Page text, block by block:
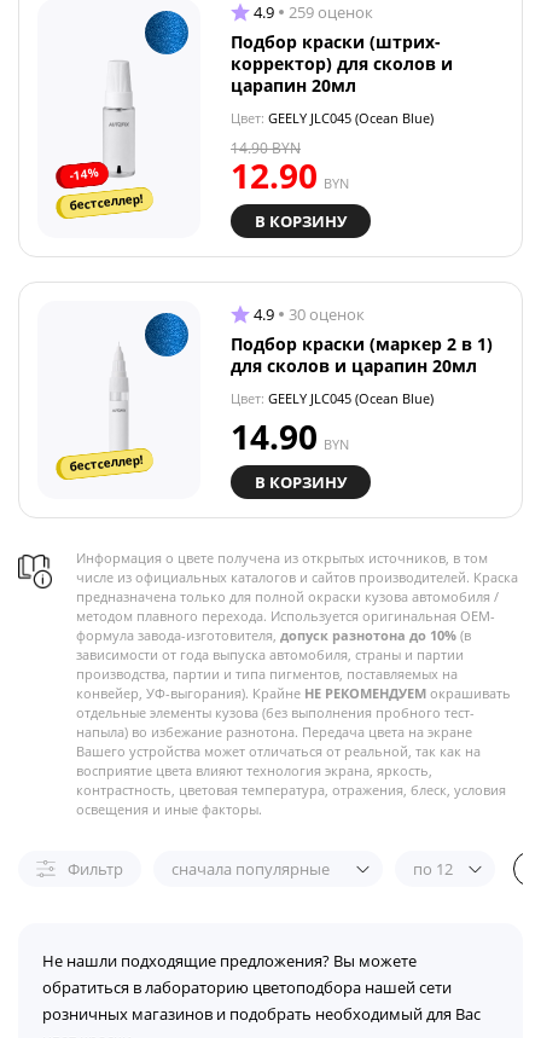
-14%
бестселлер!
4.9 259 оценок
Подбор краски (штрих-
корректор) для сколов и
царапин 20мл
Цвет: GEELY JLC045 (Ocean Blue)
12.90 BYN
14.90BYN
В КОРЗИНУ
бестселлер!
4.9 30 оценок
Подбор краски (маркер 2 в 1)
для сколов и царапин 20мл
Цвет: GEELY JLC045 (Ocean Blue)
14.90 BYN
В КОРЗИНУ
Информация о цвете получена из открытых источников, в том
числе из официальных каталогов и сайтов производителей. Краска
предназначена только для полной окраски кузова автомобиля /
методом плавного перехода. Используется оригинальная OEM-
формула завода-изготовителя, допуск разнотона до 10% (в
зависимости от года выпуска автомобиля, страны и партии
производства, партии и типа пигментов, поставляемых на
конвейер, УФ-выгорания). Крайне НЕ РЕКОМЕНДУЕМ окрашивать
отдельные элементы кузова (без выполнения пробного тест-
напыла) во избежание разнотона. Передача цвета на экране
Вашего устройства может отличаться от реальной, так как на
восприятие цвета влияют технология экрана, яркость,
контрастность, цветовая температура, отражения, блеск, условия
освещения и иные факторы.
Фильтр сначала популярные по 12
Не нашли подходящие предложения? Вы можете
обратиться в лабораторию цветоподбора нашей сети
розничных магазинов и подобрать необходимый для Вас